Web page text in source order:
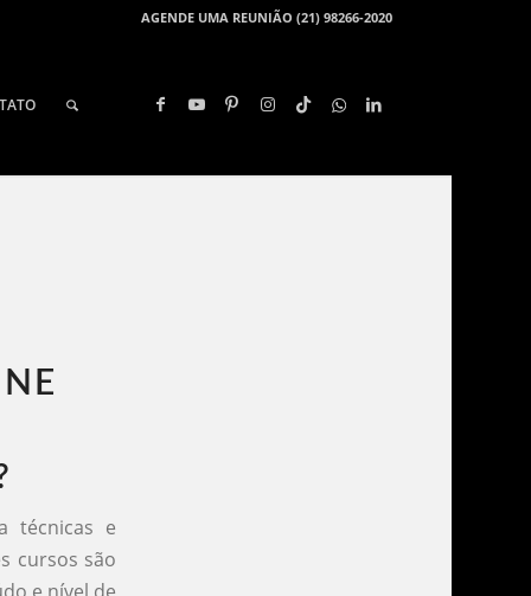
AGENDE UMA REUNIÃO (21) 98266-2020
técnicas e
cursos são